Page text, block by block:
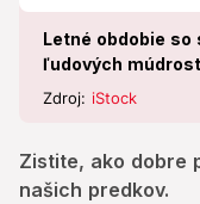
Letné obdobie so
ľudových
Zdroj: iStock
Zistite, ako dobre
našich predkov.